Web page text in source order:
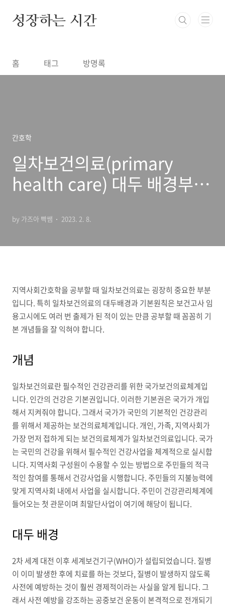
성장하는 시간
홈 태그 방명록
간호학
일차보건의료(primary
health care) 대두 배경부터
by 가즈아 빡쌤 2023. 2. 8.
지역사회간호학을 공부할 때 일차보건의료는 굉장히 중요한 부분
입니다. 특히 일차보건의료의 대두배경과 기본원칙은 보건고사 임
용고시에도 여러 번 출제가 된 적이 있는 만큼 공부할 때 꼼꼼히 기
본 개념들을 잘 익혀야 합니다.
개념
일차보건의료란 필수적인 건강관리를 위한 국가보건의료체계입
니다. 인간의 건강은 기본권입니다. 이러한 기본권은 국가가 개입
해서 지켜줘야 합니다. 그래서 국가가 국민의 기본적인 건강관리
를 위해서 제공하는 보건의료체계입니다. 개인, 가족, 지역사회가
가장 먼저 접하게 되는 보건의료체계가 일차보건의료입니다. 국가
는 국민의 건강을 위해서 필수적인 건강사업을 체계적으로 실시합
니다. 지역사회 구성원이 수용할 수 있는 방법으로 주민들의 적극
적인 참여를 통해서 건강사업을 시행합니다. 주민들의 지불능력에
맞게 지역사회 내에서 사업을 실시합니다. 주민이 건강관리체계에
들어오는 첫 관문이며 최말단사업이 여기에 해당이 됩니다.
대두 배경
2차 세계 대전 이후 세계보건기구(WHO)가 설립되었습니다. 질병
이 이미 발생한 후에 치료를 하는 것보다, 질병이 발생하지 않도록
사전에 예방하는 것이 훨씬 경제적이라는 사실을 알게 됩니다. 그
래서 사전 예방을 강조하는 공중보건 운동이 본격적으로 전개되기